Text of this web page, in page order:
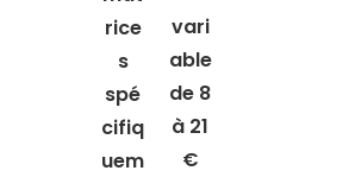
rice
s
spé
cifiq
uem
vari
able
de 8
à 21
€